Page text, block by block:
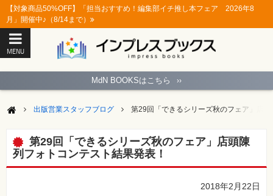
【対象商品50%OFF】「担当おすすめ！編集部イチ推し本フェア 2026年8
月」開催中♪（8/14まで）
MENU
ペ
ジ
ソ
コ
ン
ソ
MdN BOOKSはこちら ››
出版営業スタッフブログ 第29回「できるシリーズ秋のフェア」店
第29回「できるシリーズ秋のフェア」店頭陳
列フォトコンテスト結果発表！
2018年2月22日